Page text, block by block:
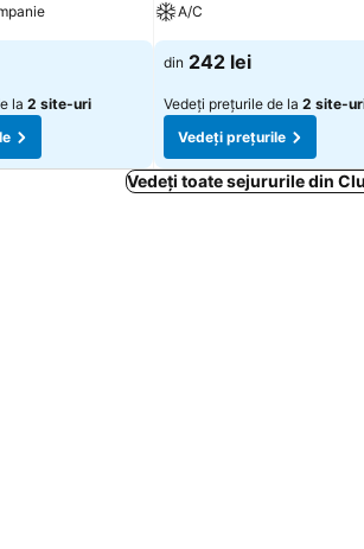
la 2 site-uri
A/C
din 242 lei
Vedeți prețurile de la 2 site-
Vedeți prețurile
Vedeți toate sejururile din